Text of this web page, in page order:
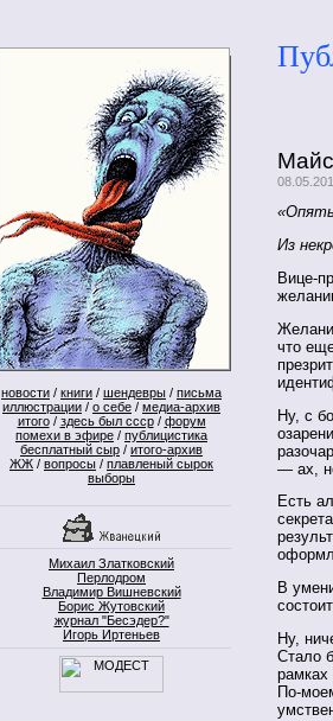
новости / книги / шендевры / письма
иллюстрации / о себе / медиа-архив
итого/ здесь был ссср/ форум
помехи в эфире / публицистика
бесплатный сыр / итого-архив
ЖЖ / вопросы / плавленый сырок
выборы
Михаил Златковский
Перлодром
Владимир Вишневский
Борис Жутовский
журнал "Бесэдер?"
Игорь Иртеньев
Из
Вице-
что
Ну, с
— ах,
Есть
В
Ну,
Стало
рамках
По-